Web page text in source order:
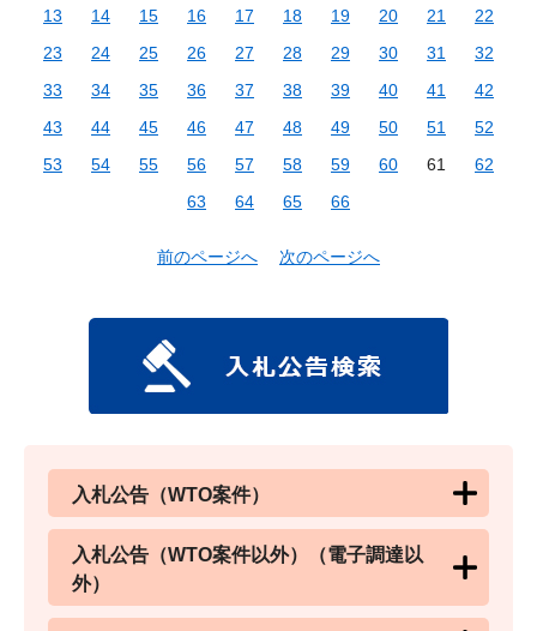
13
14 15 16 17 18 19 20 21
22
23
24 25 26 27 28 29 30 31
32
33
34 35 36 37 38 39 40 41
42
43
44 45 46 47 48 49 50 51
52
53
54 55 56 57 58 59 60 61
62
63
64 65 66
前のページへ 次のページへ
入札公告（WTO案件）
入札公告（WTO案件以外）（電子調達以
外）